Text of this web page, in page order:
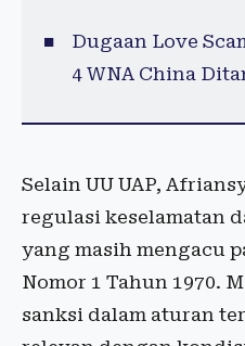
Dugaan Love
4 WNA China
Selain UU UAP,
regulasi keselamatan
yang masih mengacu
Nomor 1 Tahun 1970.
sanksi dalam aturan